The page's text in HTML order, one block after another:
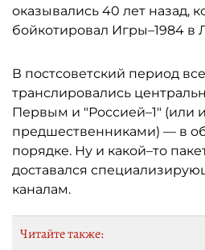
оказывались 40 лет назад,
бойкотировал Игры–1984 в
В постсоветский период
транслировались
Первым и "Россией–1" (или
предшественниками) — в
порядке. Ну и какой–то
доставался
каналам.
Читайте также: